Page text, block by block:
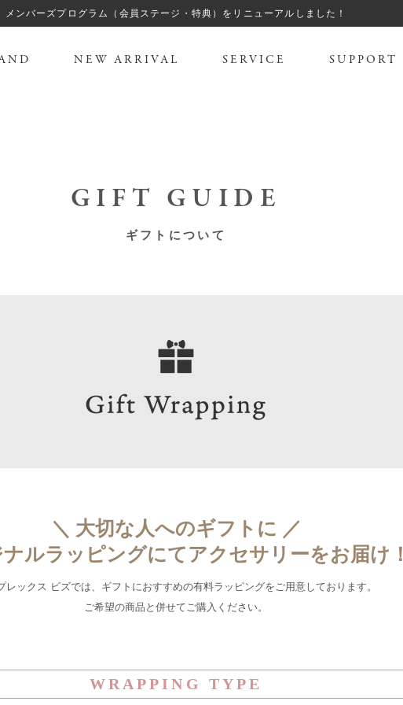
メンバーズプログラム（会員ステージ・特典）をリニューアルしました！
NEW ARRIVAL SERVICE SUPPORT
GIFT GUIDE
ギフトについて
＼ 大切な人へのギフトに ／
ルラッピングにてアクセサリーをお届け！
レックス ビズでは、ギフトにおすすめの有料ラッピングをご用意しております。
ご希望の商品と併せてご購入ください。
WRAPPING TYPE